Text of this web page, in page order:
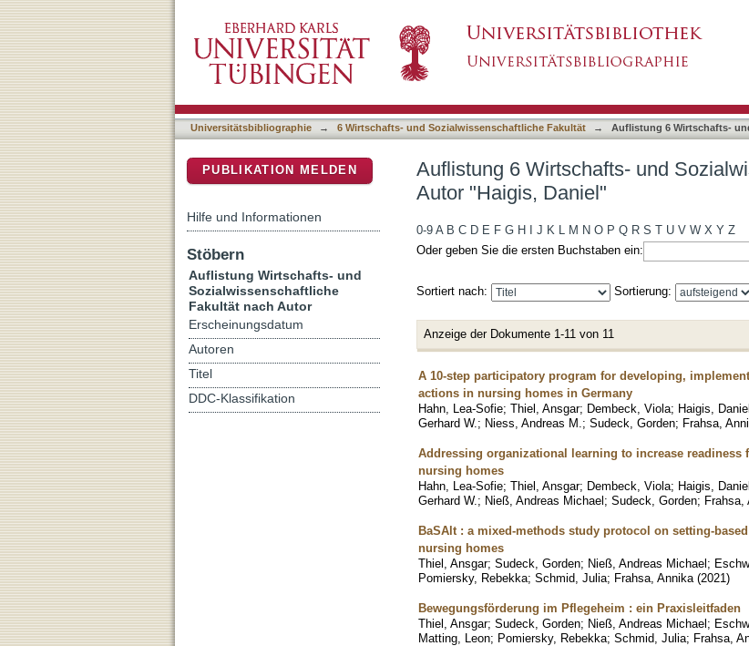
Universitätsbibliographie → 6 Wirtschafts- und Sozialwissenschaftliche Fakultät → Auflistung 6 Wirtschafts-
Auflistung 6 Wirtschafts- und
Autor "Haigis, Daniel"
0-9 A B C D E F G H J K L M N O P Q R S T U V W X Y Z
Oder geben Sie die ersten Buchstaben ein:
Sortiert nach: Sortierung:
Anzeige der Dokumente 1-11 von 11
A 10-step participatory program for developing,
actions in nursing homes in Germany
Hahn, Lea-Sofie; Thiel, Ansgar; Dembeck, Viola; Haigis, Daniel
Gerhard W. ; Niess, Andreas M. ; Sudeck, Gorden; Frahsa,
Addressing organizational learning to increase
nursing homes
Hahn, Lea-Sofie; Thiel, Ansgar; Dembeck, Viola; Haigis, Daniel
Gerhard W. ; Nieß, Andreas Michael; Sudeck, Gorden; Frahsa,
BaSAlt : a mixed-methods study protocol on setting-
nursing homes
Thiel, Ansgar; Sudeck, Gorden; Nieß, Andreas Michael;
Pomiersky, Rebekka; Schmid, Julia; Frahsa, Annika (2021)
Bewegungsförderung im Pflegeheim : ein Praxisleitfaden
Thiel, Ansgar; Sudeck, Gorden; Nieß, Andreas Michael;
Matting, Leon; Pomiersky, Rebekka; Schmid, Julia; Frahsa,
PUBLIKATION MELDEN
Hilfe und Informationen
Stöbern
Auflistung Wirtschafts- und
Sozialwissenschaftliche
Fakultät nach Autor
Erscheinungsdatum
Autoren
Titel
DDC-Klassifikation